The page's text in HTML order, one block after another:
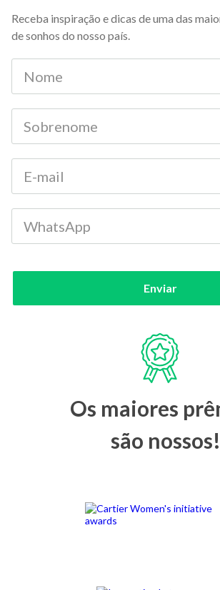
Receba inspiração e dicas de uma das
de sonhos do nosso país.
Enviar
Os maiores
são nossos!